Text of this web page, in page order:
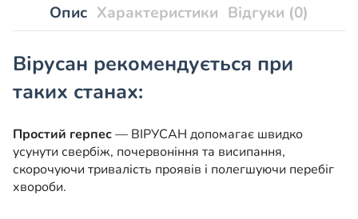
Опис Характеристики Відгуки (0)
Вірусан рекомендується при
таких станах:
Простий герпес— ВІРУСАН допомагає швидко
усунути свербіж, почервоніння та висипання,
скорочуючи тривалість проявів і полегшуючи перебіг
хвороби.